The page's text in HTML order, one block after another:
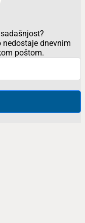
dnevnim
poštom.